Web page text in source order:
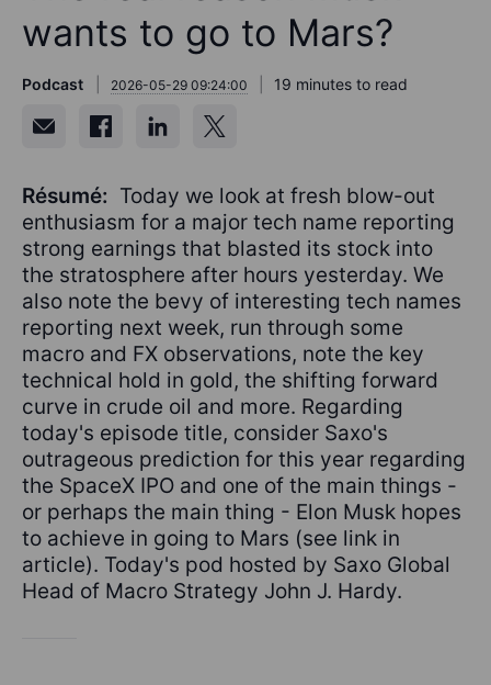
wants to go to Mars?
Podcast 2026-05-29 09:24:00 19 minutes to read
Résumé: Today we look at fresh blow-out
enthusiasm for a major tech name reporting
strong earnings that blasted its stock into
the stratosphere after hours yesterday. We
also note the bevy of interesting tech names
reporting next week, run through some
macro and FX observations, note the key
technical hold in gold, the shifting forward
curve in crude oil and more. Regarding
today's episode title, consider Saxo's
outrageous prediction for this year regarding
the SpaceX IPO and one of the main things -
or perhaps the main thing - Elon Musk hopes
to achieve in going to Mars (see link in
article). Today's pod hosted by Saxo Global
Head of Macro Strategy John J. Hardy.